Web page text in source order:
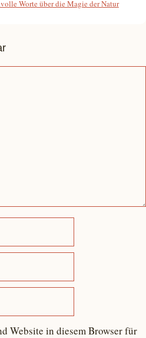
Worte über die Magie der Natur
Website in diesem Browser für